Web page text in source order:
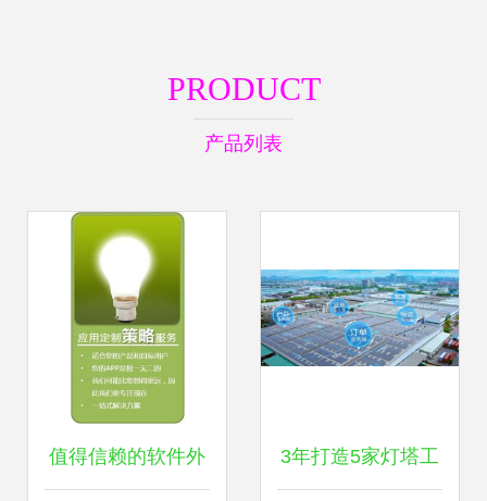
PRODUCT
产品列表
值得信赖的软件外 3年打造5家灯塔工